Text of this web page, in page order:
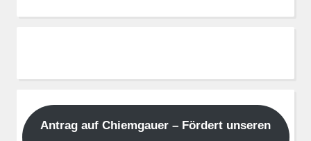
Antrag auf Chiemgauer – Fördert unseren